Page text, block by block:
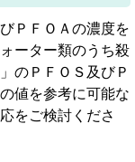
ＰＦＯＡの濃度を
ーター類のうち殺
のＰＦＯＳ及びＰ
値を参考に可能な
をご検討くださ